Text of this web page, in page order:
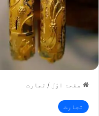
صفحۂ اوّل / تجارت
تجارت